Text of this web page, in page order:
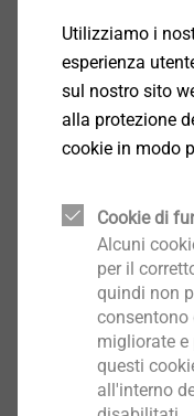
Azionamento:
Numero giri:
Italiano
EPD
Inglese
Utilizziamo i
esperienza
sul nostro sito
alla protezione
cookie in modo
Cookie di
Alcuni
per il
quindi non
migliorate e
questi
all'interno